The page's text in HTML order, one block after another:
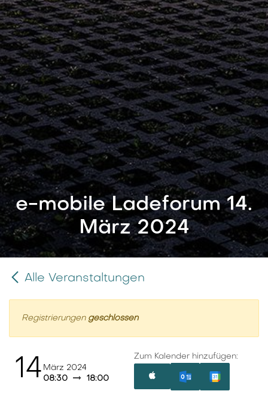
e-mobile Ladeforum 14.
März 2024
Alle Veranstaltungen
Registrierungen geschlossen
14 März 2024
08:30
18:00
Zum Kalender hinzufügen: